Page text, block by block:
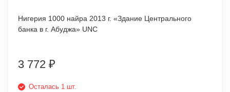
Нигерия 1000 найра 2013 г. «Здание Центрального
банка в г. Абуджа» UNC
3 772 ₽
Осталась 1 шт.